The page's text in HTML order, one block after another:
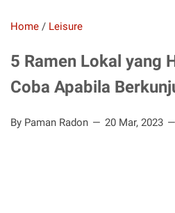
Home / Leisure
5 Ramen Lokal yang
Coba Apabila
By Paman Radon 20 Mar, 2023